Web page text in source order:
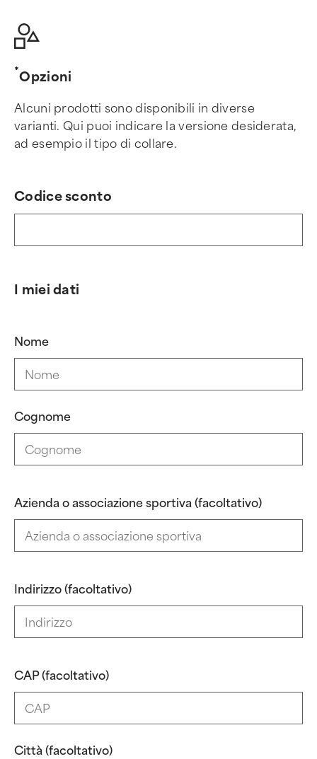
Opzioni
Alcuni prodotti sono disponibili in diverse
varianti. Qui puoi indicare la versione desiderata,
ad esempio il tipo di collare.
Codice sconto
I miei dati
Nome
Cognome
Azienda o associazione sportiva (facoltativo)
Indirizzo (facoltativo)
CAP (facoltativo)
Città (facoltativo)